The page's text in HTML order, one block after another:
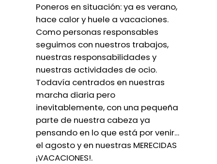
Poneros en situación: ya es verano,
hace calor y huele a vacaciones.
Como personas responsables
seguimos con nuestros trabajos,
nuestras responsabilidades y
nuestras actividades de ocio.
Todavía centrados en nuestras
marcha diaria pero
inevitablemente, con una pequeña
parte de nuestra cabeza ya
pensando en lo que está por venir…
el agosto y en nuestras MERECIDAS
¡VACACIONES!.